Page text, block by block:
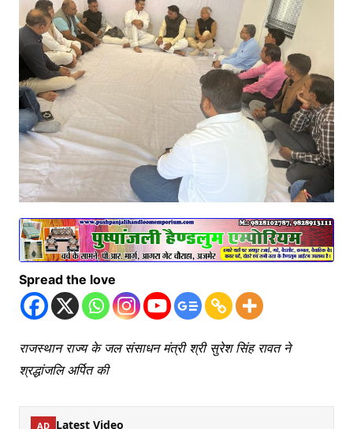
Spread the love
राजस्थान राज्य के जल संसाधन मंत्री श्री सुरेश सिंह रावत ने
श्रद्धांजलि अर्पित की
AD Latest Video